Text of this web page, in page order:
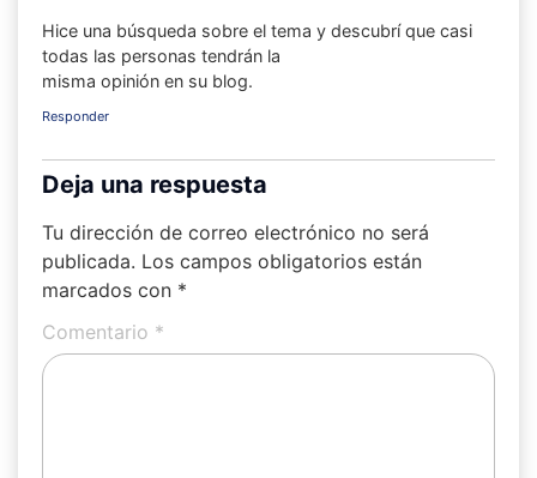
Hice una búsqueda sobre el tema y descubrí que casi
todas las personas tendrán la
misma opinión en su blog.
Responder
Deja una respuesta
Tu dirección de correo electrónico no será
publicada. Los campos obligatorios están
marcados con *
Comentario *